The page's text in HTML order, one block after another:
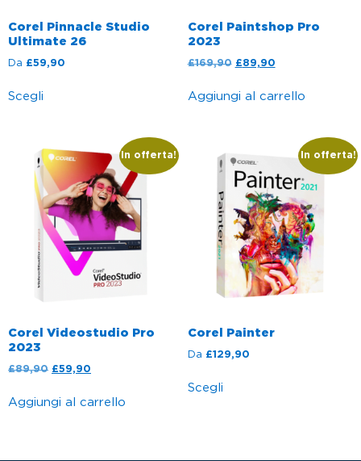
Corel Pinnacle Studio
Ultimate 26
Da £59,90
Scegli
Corel Paintshop Pro
2023
£169,90 £89,90
Aggiungi al carrello
In offerta!
Corel Videostudio Pro
2023
£89,90 £59,90
Aggiungi al carrello
In offerta!
Corel Painter
Da £129,90
Scegli